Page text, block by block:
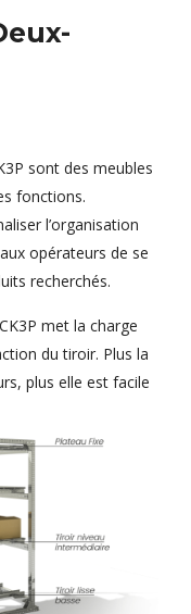
sont des meubles
fonctions.
l’organisation
opérateurs de se
recherchés.
met la charge
du tiroir. Plus la
plus elle est facile